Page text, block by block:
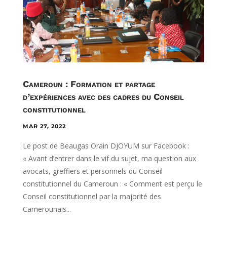
Cameroun : Formation et partage
d’expériences avec des cadres du Conseil
constitutionnel
MAR 27, 2022
Le post de Beaugas Orain DJOYUM sur Facebook :
« Avant d’entrer dans le vif du sujet, ma question aux
avocats, greffiers et personnels du Conseil
constitutionnel du Cameroun : « Comment est perçu le
Conseil constitutionnel par la majorité des
Camerounais...